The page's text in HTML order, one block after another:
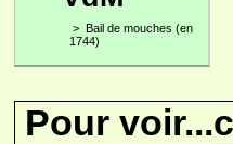
> Bail de mouches (en
1744)
Pour